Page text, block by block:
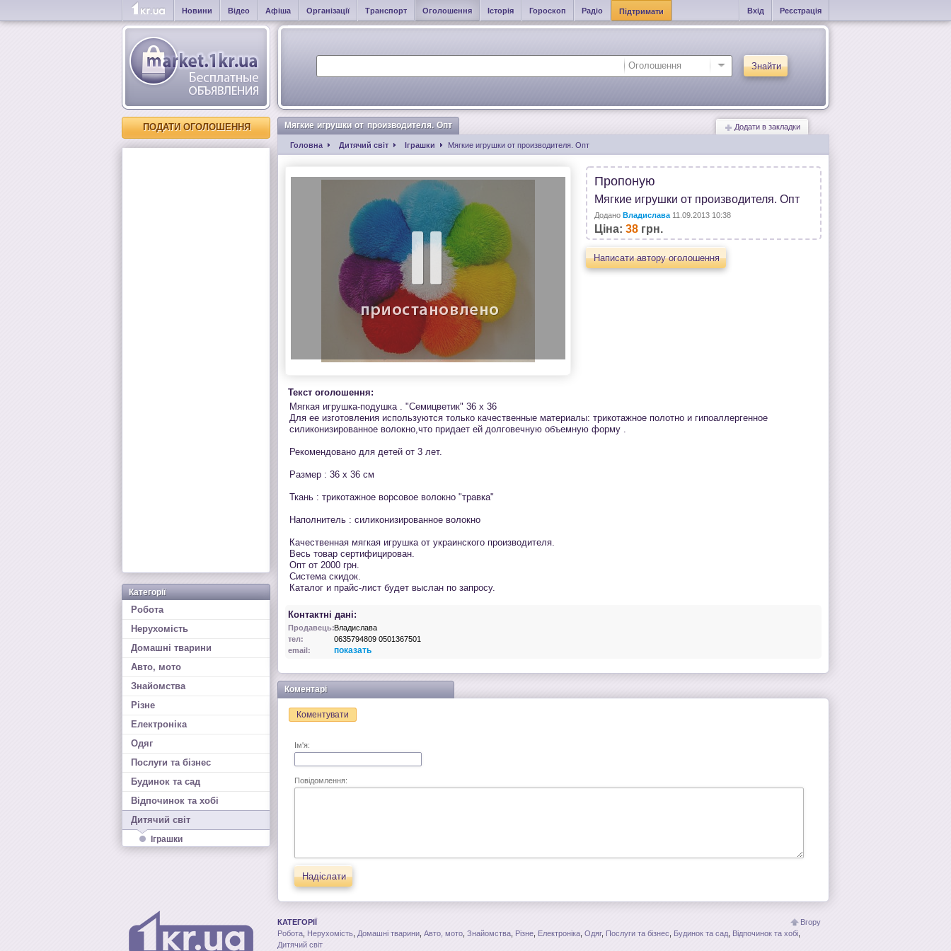
Новини Відео Афіша Організації Транспорт Оголошення Історія Гороскоп Радіо Підтримати Вхід Реєстрація
Знайти
ПОДАТИ ОГОЛОШЕННЯ
Категорії
Робота
Нерухомість
Домашні тварини
Авто, мото
Знайомства
Різне
Електроніка
Одяг
Послуги та бізнес
Будинок та сад
Відпочинок та хобі
Дитячий світ
Іграшки
Додати в закладки
Мягкие игрушки от производителя. Опт
Головна Дитячий світ Іграшки Мягкие игрушки от производителя. Опт
Пропоную
Мягкие игрушки от производителя. Опт
Додано Владислава 11.09.2013 10:38
Ціна: 38 грн.
Написати автору оголошення
Текст оголошення:
Мягкая игрушка-подушка . "Семицветик" 36 х 36
Для ее изготовления используются только качественные материалы: трикотажное полотно и гипоаллергенное
силиконизированное волокно,что придает ей долговечную объемную форму .
Рекомендовано для детей от 3 лет.
Размер : 36 х 36 см
Ткань : трикотажное ворсовое волокно "травка"
Наполнитель : силиконизированное волокно
Качественная мягкая игрушка от украинского производителя.
Весь товар сертифицирован.
Опт от 2000 грн.
Система скидок.
Каталог и прайс-лист будет выслан по запросу.
Контактні дані:
Продавець:Владислава
тел:
0635794809 0501367501
email:
показать
Коментарі
Коментувати
Ім'я:
Повідомлення:
Надіслати
Вгору
КАТЕГОРІЇ
Робота Нерухомість Домашні тварини Авто, мото Знайомства Різне Електроніка Одяг, Послуги та бізнес Будинок та сад Відпочинок та хобі
Дитячий світ